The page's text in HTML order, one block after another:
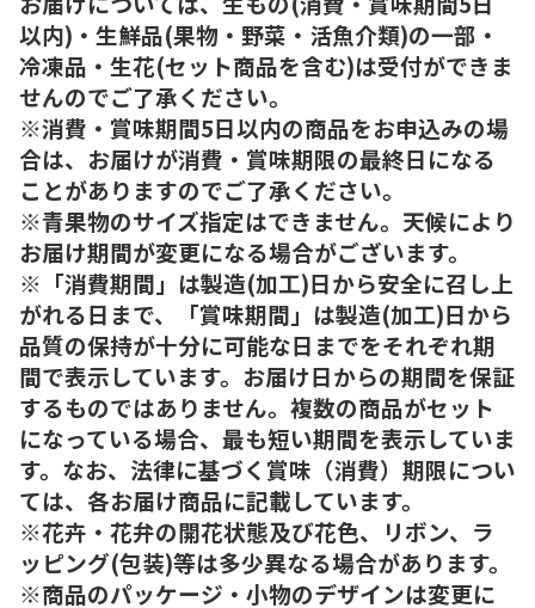
以内)・生鮮品(果物・野菜・活魚介類)の一部・
冷凍品・生花(セット商品を含む)は受付ができま
せんのでご了承ください。
※消費・賞味期間5日以内の商品をお申込みの場
合は、お届けが消費・賞味期限の最終日になる
ことがありますのでご了承ください。
※青果物のサイズ指定はできません。天候により
お届け期間が変更になる場合がございます。
※「消費期間」は製造(加工)日から安全に召し上
がれる日まで、「賞味期間」は製造(加工)日から
品質の保持が十分に可能な日までをそれぞれ期
間で表示しています。お届け日からの期間を保証
するものではありません。複数の商品がセット
になっている場合、最も短い期間を表示していま
す。なお、法律に基づく賞味（消費）期限につい
ては、各お届け商品に記載しています。
※花卉・花弁の開花状態及び花色、リボン、ラ
ッピング(包装)等は多少異なる場合があります。
※商品のパッケージ・小物のデザインは変更に